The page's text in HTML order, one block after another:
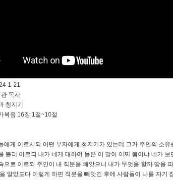
1-21
목사
청지기
복음 16장 1절~10절
에게 이르시되 어떤 부자에게 청지기가 있는데 그가 주인의 소
불러 이르되 내가 네게 대하여 들은 이 말이 어찌 됨이냐 네가
으로 이르되 주인이 내 직분을 빼앗으니 내가 무엇을 할까 땅을
알았도다 이렇게 하면 직분을 빼앗긴 후에 사람들이 나를 자기